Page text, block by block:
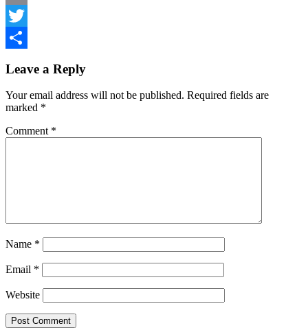
Email
Twitter
Leave a Reply
Your email address will not be published. Required fields are
marked *
Comment *
Name *
Email *
Website